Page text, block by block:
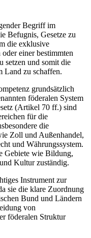
Begriff im
Befugnis, Gesetze zu
die exklusive
einer bestimmten
setzen und somit die
Land zu schaffen.
grundsätzlich
föderalen System
(Artikel 70 ff.) sind
für die
die
Zoll und Außenhandel,
und Währungssystem.
Gebiete wie Bildung,
Kultur zuständig.
Instrument zur
sie die klare Zuordnung
Bund und Ländern
von
föderalen Struktur